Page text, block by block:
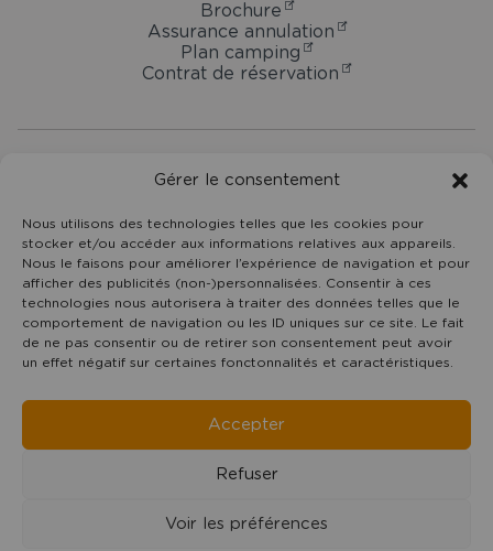
Gérer le consentement
Nous utilisons des technologies telles que les cookies pour
stocker et/ou accéder aux informations relatives aux appareils.
Nous le faisons pour améliorer l’expérience de navigation et pour
afficher des publicités (non-)personnalisées. Consentir à ces
technologies nous autorisera à traiter des données telles que le
comportement de navigation ou les ID uniques sur ce site. Le fait
de ne pas consentir ou de retirer son consentement peut avoir
un effet négatif sur certaines fonctonnalités et caractéristiques.
Accepter
Refuser
Voir les préférences
Camping
Oyat
7 rue du Centre - 85800 Le Fenouiller
Vendée Pays de la Loire
02 51 55 11 35
contact@domaineoyat.com
Brochure
Assurance annulation
Plan camping
Contrat de réservation
©Copyright2019 - 2026 Camping Domaine Oyat- Tous
droits réservés - Reproduction interdite | Réalisation :
Mentions légales
Politique de confidentialité